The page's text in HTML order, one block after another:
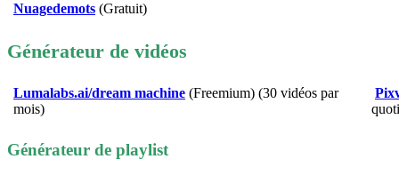
Nuagedemots (Gratuit)
Générateur de vidéos
Lumalabs.ai/dream machine (Freemium) (30 vidéos par
mois)
Générateur de playlist